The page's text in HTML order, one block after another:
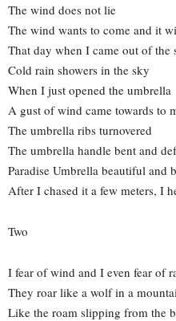
The wind does not lie
The wind wants to come and it
That day when I came out of the
Cold rain showers in the sky
When I just opened the umbrella
A gust of wind came towards to
The umbrella ribs turnovered
The umbrella handle bent and
Paradise Umbrella beautiful and
After I chased it a few meters, I
Two
I fear of wind and I even fear of
They roar like a wolf in a
Like the roam slipping from the